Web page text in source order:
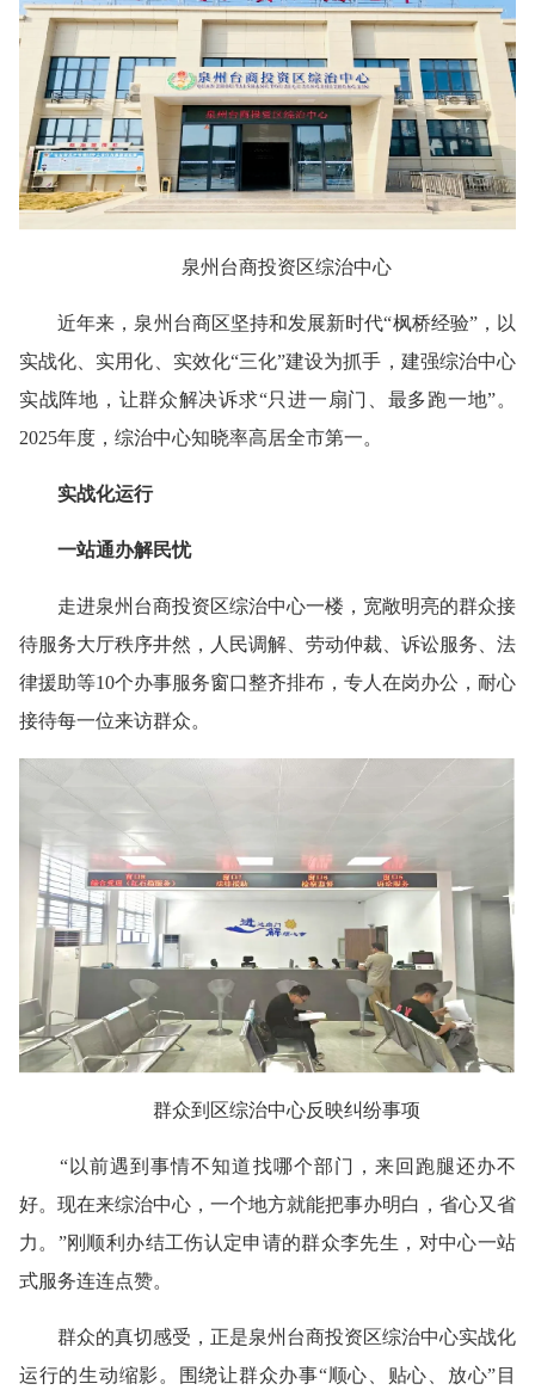
泉州台商投资区综治中心
近年来，泉州台商区坚持和发展新时代“枫桥经验”，以
实战化、实用化、实效化“三化”建设为抓手，建强综治中心
实战阵地，让群众解决诉求“只进一扇门、最多跑一地”。
2025年度，综治中心知晓率高居全市第一。
实战化运行
一站通办解民忧
走进泉州台商投资区综治中心一楼，宽敞明亮的群众接
待服务大厅秩序井然，人民调解、劳动仲裁、诉讼服务、法
律援助等10个办事服务窗口整齐排布，专人在岗办公，耐心
接待每一位来访群众。
群众到区综治中心反映纠纷事项
“以前遇到事情不知道找哪个部门，来回跑腿还办不
好。现在来综治中心，一个地方就能把事办明白，省心又省
力。”刚顺利办结工伤认定申请的群众李先生，对中心一站
式服务连连点赞。
群众的真切感受，正是泉州台商投资区综治中心实战化
运行的生动缩影。围绕让群众办事“顺心、贴心、放心”目